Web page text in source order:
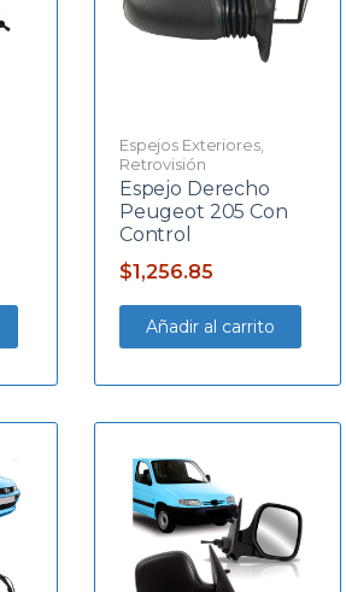
Espejos Exteriores,
Retrovisión
Espejo Derecho
Peugeot 205 Con
Control
$1,256.85
Añadir al carrito